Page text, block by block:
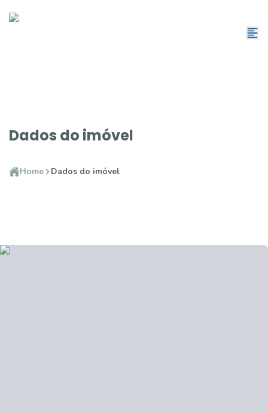
Dados do imóvel
Home Dados do imóvel